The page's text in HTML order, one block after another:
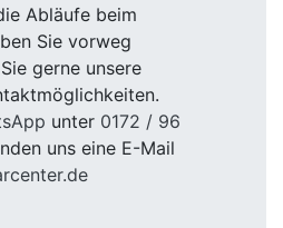
Abläufe beim
Sie vorweg
gerne unsere
unter 0172 / 96
uns eine E-Mail